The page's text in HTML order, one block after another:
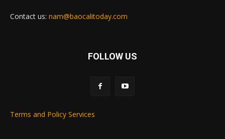
Contact us: nam@baocalitoday.com
FOLLOW US
Terms and Policy Services